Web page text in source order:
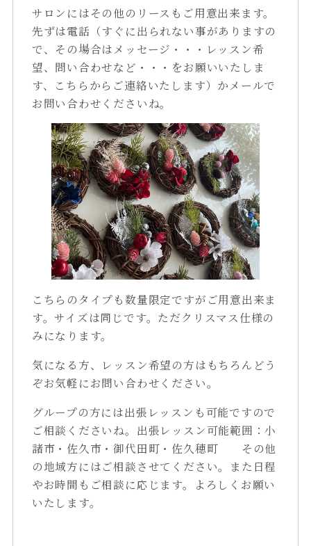
サロンにはその他のリースもご用意出来ます。
先ずは電話（すぐに出られない事がありますの
で、その場合はメッセージ・・・レッスン希
望、問い合わせなど・・・をお願いいたしま
す、こちらからご連絡いたします）かメールで
お問い合わせくださいね。
こちらのタイプも数量限定ですがご用意出来ま
す。サイズは同じです。ただクリスマス仕様の
みになります。
気になる方、レッスン希望の方はもちろんどう
ぞお気軽にお問い合わせください。
グループの方には出張レッスンも可能ですので
ご相談くださいね。出張レッスン可能範囲：小
諸市・佐久市・御代田町・佐久穂町 その他
の地域方にはご相談させてください。また日程
やお時間もご相談に応じます。よろしくお願い
いたします。